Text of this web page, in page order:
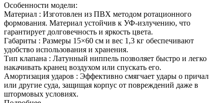
Особенности модели:
Материал : Изготовлен из ПВХ методом ротационного
формования. Материал устойчив к УФ-излучению, что
гарантирует долговечность и яркость цвета.
Габариты : Размеры 15×60 см и вес 1,3 кг обеспечивают
удобство использования и хранения.
Тип клапана : Латунный ниппель позволяет быстро и легко
накачивать кранец воздухом или спускать его.
Амортизация ударов : Эффективно смягчает удары о причал
или другие суда, защищая корпус от повреждений даже в
штормовых условиях.